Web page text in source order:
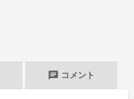
chat コメント